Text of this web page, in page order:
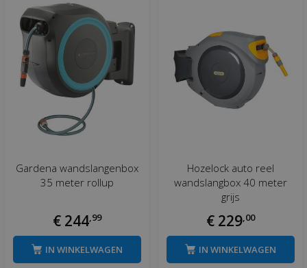
Gardena wandslangenbox
35 meter rollup
€ 244,99
IN WINKELWAGEN
Hozelock auto reel
wandslangbox 40 meter
grijs
€ 229,00
IN WINKELWAGEN